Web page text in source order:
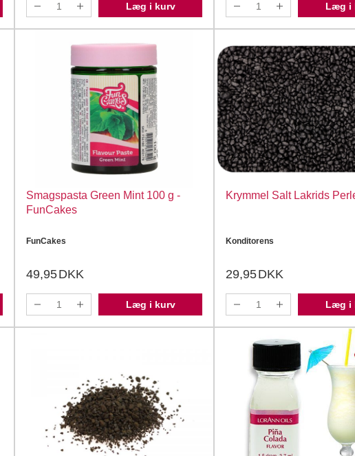
Læg i kurv Læg i
Smagspasta Green Mint 100 g -
FunCakes
FunCakes
49,95DKK
Læg i kurv
Krymmel Salt Lakrids
Konditorens
29,95DKK
Læg i